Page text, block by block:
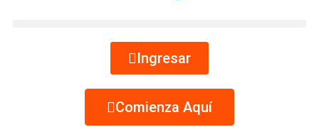
Ingresar
Comienza Aquí